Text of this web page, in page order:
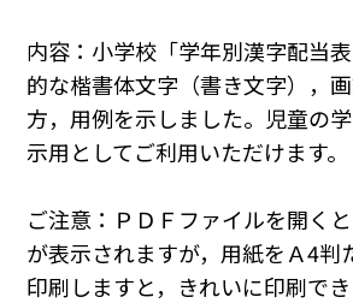
内容：小学校「学年別漢字配当
的な楷書体文字（書き文字），
方，用例を示しました。児童の
示用としてご利用いただけます。
ご注意：ＰＤＦファイルを開く
が表示されますが，用紙をＡ4判
印刷しますと，きれいに印刷で